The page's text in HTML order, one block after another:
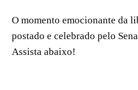
O momento emocionante da
postado e celebrado pelo
Assista abaixo!